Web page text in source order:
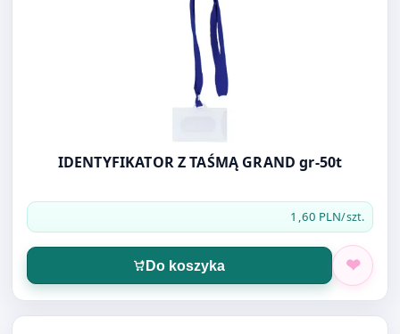
IDENTYFIKATOR Z TAŚMĄ GRAND gr-50t
1,60 PLN/szt.
Do koszyka
Otwórz produkt: IDENTYFIKATOR 90X57 MM agrafka